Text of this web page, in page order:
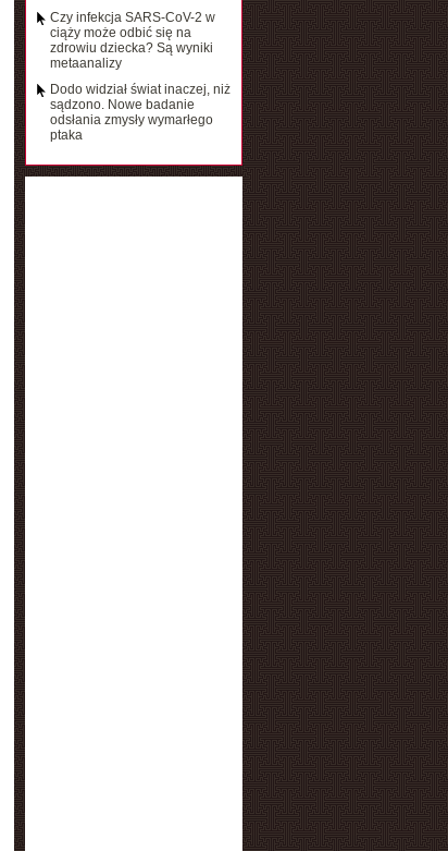
Czy infekcja SARS-CoV-2 w
ciąży może odbić się na
zdrowiu dziecka? Są wyniki
metaanalizy
Dodo widział świat inaczej, niż
sądzono. Nowe badanie
odsłania zmysły wymarłego
ptaka